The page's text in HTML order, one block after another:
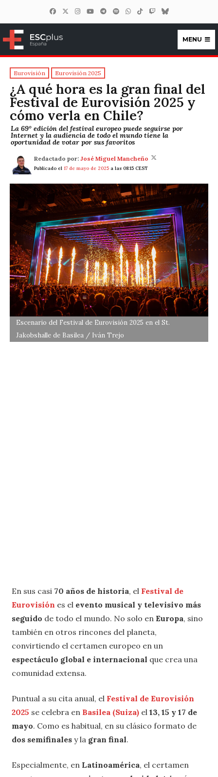
ESCplus España
MENU
Eurovisión Eurovisión 2025
¿A qué hora es la gran final del
Festival de Eurovisión 2025 y
cómo verla en Chile?
La 69° edición del festival europeo puede seguirse por
Internet y la audiencia de todo el mundo tiene la
oportunidad de votar por sus favoritos
Redactado por: José Miguel Mancheño
Publicado el 17 de mayo de 2025 a las 08:15 CEST
Escenario del Festival de Eurovisión 2025 en el St.
Jakobshalle de Basilea / Iván Trejo
En sus casi 70 años de historia, el Festival de
Eurovisión es el evento musical y televisivo más
seguido de todo el mundo. No solo en Europa, sino
también en otros rincones del planeta,
convirtiendo el certamen europeo en un
espectáculo global e internacional que crea una
comunidad extensa.
Puntual a su cita anual, el Festival de Eurovisión
2025 se celebra en Basilea (Suiza) el 13, 15 y 17 de
mayo. Como es habitual, en su clásico formato de
dos semifinales y la gran final.
Especialmente, en Latinoamérica, el certamen